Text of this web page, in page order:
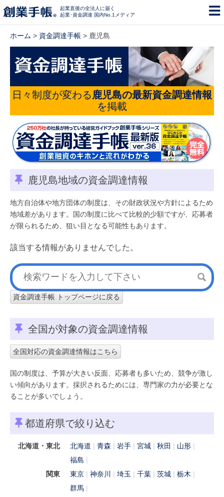
起業直後の全法人に届く
起業･資金調達 国内No.1メディア
ホーム > 資金調達手帳 > 鹿児島
日々制度が変わる鹿児島の最新資金調達情報
を掲載
鹿児島地域の資金調達情報
地方自治体や地方団体の制度は、その財政状況や方針によるため
地域差があります。国の制度に比べて比較的少額ですが、応募者
が限られるため、狙い目となる可能性もあります。
該当する情報がありませんでした。
資金調達手帳 トップページに戻る
全国が対象の資金調達情報
全国対応の資金調達情報はこちら
国の制度は、予算が大きい反面、応募者も多いため、競争が激し
い傾向があります。採択されるためには、専門家の力が必要とな
ることが多いでしょう。
都道府県で絞り込む
北海道・東北 北海道 青森 岩手 宮城 秋田
山形
福島
関東
東京 神奈川 埼玉 千葉 茨城
栃木
群馬